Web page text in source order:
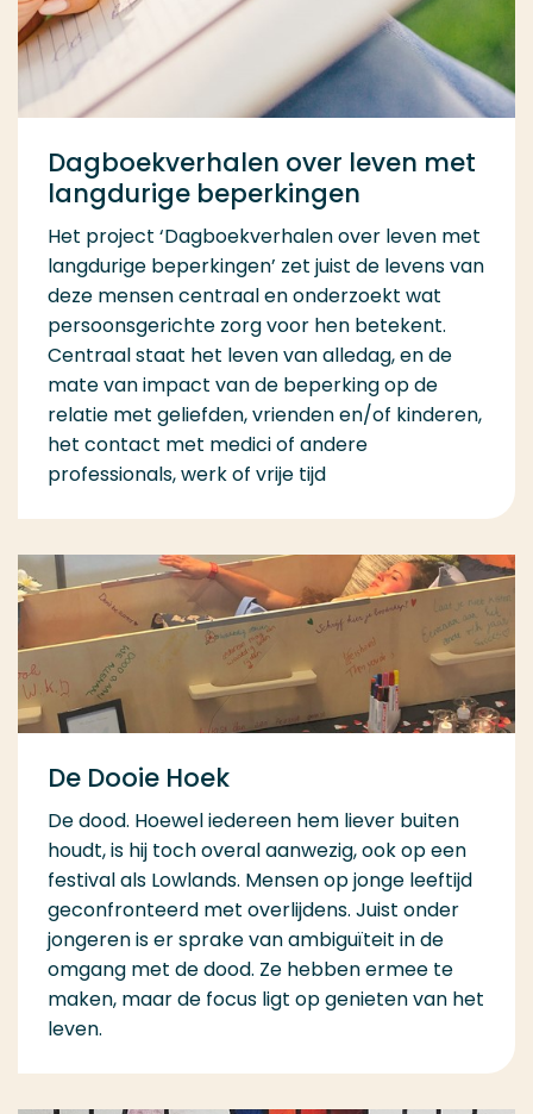
Dagboekverhalen over leven met
langdurige beperkingen
Het project ‘Dagboekverhalen over leven met
langdurige beperkingen’ zet juist de levens van
deze mensen centraal en onderzoekt wat
persoonsgerichte zorg voor hen betekent.
Centraal staat het leven van alledag, en de
mate van impact van de beperking op de
relatie met geliefden, vrienden en/of kinderen,
het contact met medici of andere
professionals, werk of vrije tijd
De Dooie Hoek
De dood. Hoewel iedereen hem liever buiten
houdt, is hij toch overal aanwezig, ook op een
festival als Lowlands. Mensen op jonge leeftijd
geconfronteerd met overlijdens. Juist onder
jongeren is er sprake van ambiguïteit in de
omgang met de dood. Ze hebben ermee te
maken, maar de focus ligt op genieten van het
leven.